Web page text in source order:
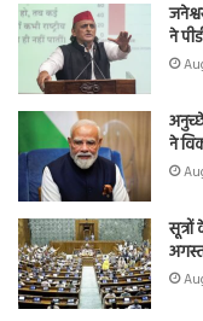
ने
ने